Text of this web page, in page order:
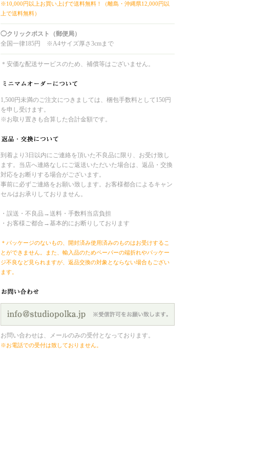
※10,000円以上お買い上げで送料無料！（離島・沖縄県12,000円以
上で送料無料）
◯クリックポスト（郵便局）
全国一律185円 ※A4サイズ厚さ3cmまで
＊安価な配送サービスのため、補償等はございません。
1,500円未満のご注文につきましては、梱包手数料として150円
を申し受けます。
※お取り置きも合算した合計金額です。
到着より3日以内にご連絡を頂いた不良品に限り、お受け致し
ます。当店へ連絡なしにご返送いただいた場合は、返品・交換
対応をお断りする場合がございます。
事前に必ずご連絡をお願い致します。お客様都合によるキャン
セルはお承りしておりません。
・誤送・不良品→送料・手数料当店負担
・お客様ご都合→基本的にお断りしております
＊パッケージのないもの、開封済み使用済みのものはお受けするこ
とができません。また、輸入品のためペーパーの端折れやパッケー
ジ不良など見られますが、返品交換の対象とならない場合もござい
ます。
お問い合わせは、メールのみの受付となっております。
※お電話での受付は致しておりません。